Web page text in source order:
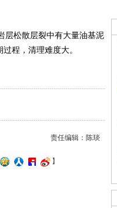
松散层裂中有大量油基泥
程，清理难度大。
责任编辑：陈琰
】